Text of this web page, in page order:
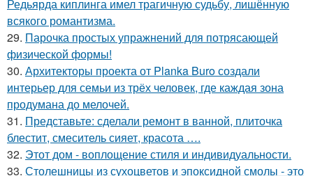
Редьярда киплинга имел трагичную судьбу, лишённую
всякого романтизма.
29. Парочка простых упражнений для потрясающей
физической формы!
30. Архитекторы проекта от Planka Buro создали
интерьер для семьи из трёх человек, где каждая зона
продумана до мелочей.
31. Представьте: сделали ремонт в ванной, плиточка
блестит, смеситель сияет, красота ….
32. Этот дом - воплощение стиля и индивидуальности.
33. Столешницы из сухоцветов и эпоксидной смолы - это